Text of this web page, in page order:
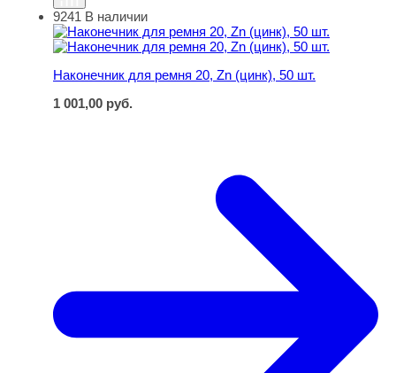
Наконечник для ремня 20, Zn (цинк), 50 шт.
9241 В наличии
Наконечник для ремня 20, Zn (цинк), 50 шт.
1 001,00 руб.